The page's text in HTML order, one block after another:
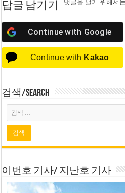
답글 남기기 댓글을 달기 위해서는
Continue with Google
Continue with Kakao
검색/Search
이번호 기사/ 지난호 기사